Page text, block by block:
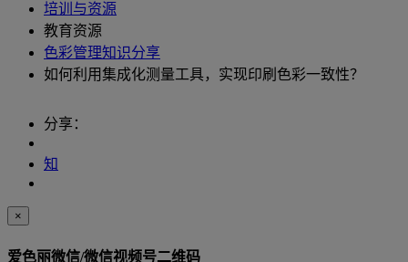
培训与资源
教育资源
色彩管理知识分享
如何利用集成化测量工具，实现印刷色彩一致性？
分享：
知
×
爱色丽微信/微信视频号二维码